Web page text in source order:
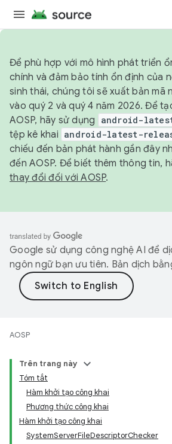
Để phù hợp với mô hình phát triển
chính và đảm bảo tính ổn định của
sinh thái, chúng tôi sẽ xuất bản mã
vào quý 2 và quý 4 năm 2026. Để
AOSP, hãy sử dụng
android-
tệp kê khai android-latest-
chiếu đến bản phát hành gần đây
đến AOSP. Để biết thêm thông tin,
thay đổi đối với AOSP.
Google sử dụng công nghệ AI để
ngôn ngữ bạn ưu tiên. Bản dịch
AOSP
Trên trang này
Tóm tắt
Hàm khởi tạo công khai
Phương thức công khai
Hàm khởi tạo công khai
SystemServerFileDescriptorChecker